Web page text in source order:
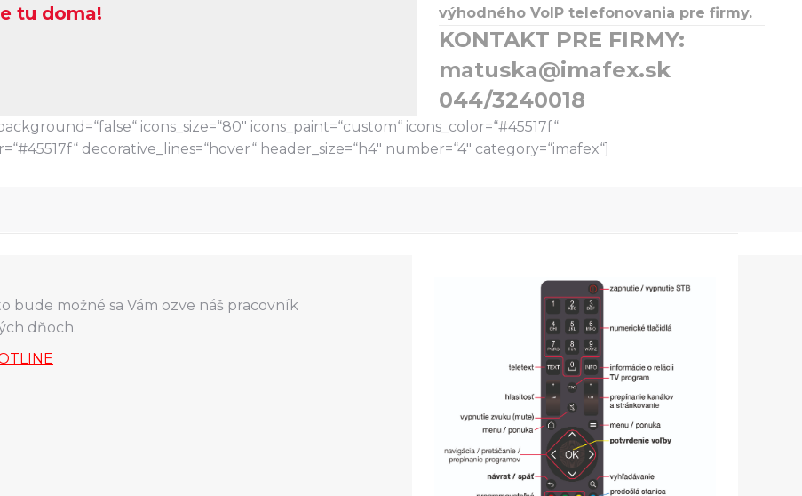
tu doma!
výhodného VoIP telefonovania pre firmy.
KONTAKT PRE FIRMY:
matuska@imafex.sk
044/3240018
icons_size=“80″ icons_paint=“custom“ icons_color=“#45517f“
decorative_lines=“hover“ header_size=“h4″ number=“4″ category=“imafex“]
bude možné sa Vám ozve náš pracovník
dňoch.